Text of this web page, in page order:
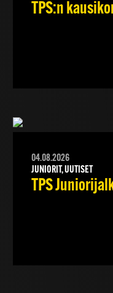
TPS:n
04.08.2026
JUNIORIT, UUTISET
TPS